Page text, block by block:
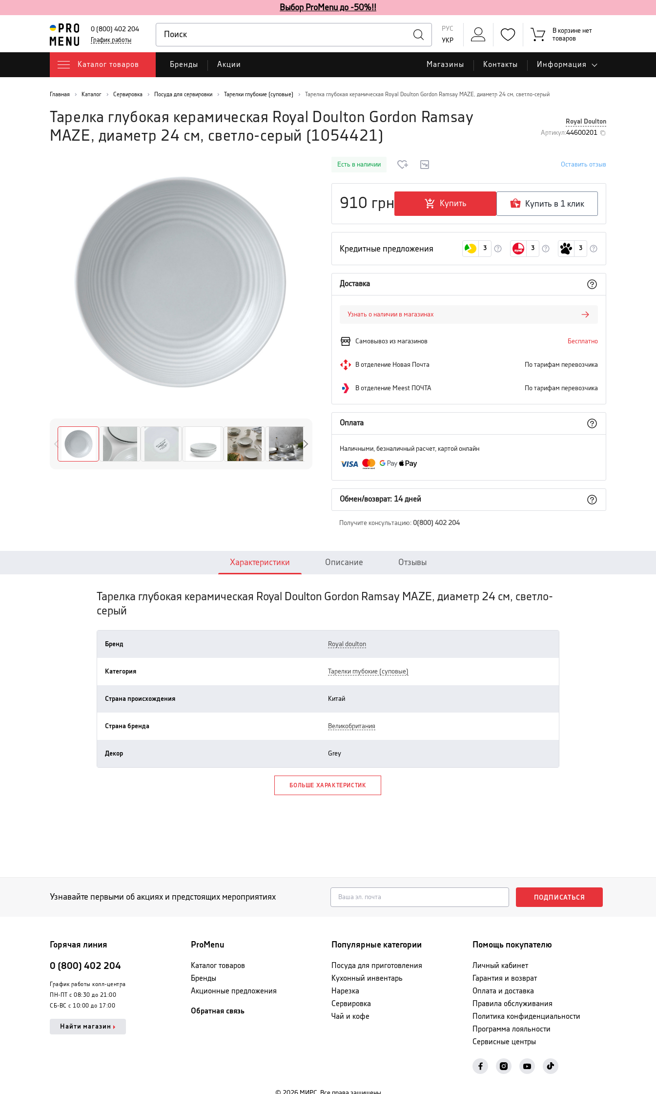
Выбор ProMenu до -50%!!
0 (800) 402 204
График работы
РУС
УКР
В корзине нет
товаров
Каталог товаров Бренды Акции Магазины Контакты Информация
Главная Каталог Сервировка Посуда для сервировки Тарелки глубокие (суповые) Тарелка глубокая керамическая Royal Doulton Gordon Ramsay MAZE, диаметр 24 см, светло-серый
Тарелка глубокая керамическая Royal Doulton Gordon Ramsay
MAZE, диаметр 24 см, светло-серый (1054421 )
Royal Doulton
Артикул:44600201
Есть в наличии Оставить отзыв
910 грн Купить Купить в 1 клик
Кредитные предложения 3 3 3
Доставка
Узнать о наличии в магазинах
Самовывоз из магазинов Бесплатно
В отделение Новая Почта По тарифам перевозчика
В отделение Meest ПОЧТА По тарифам перевозчика
Оплата
Наличными, безналичный расчет, картой онлайн
Обмен/возврат: 14 дней
Получите консультацию: 0(800) 402 204
Характеристики Описание Отзывы
Тарелка глубокая керамическая Royal Doulton Gordon Ramsay MAZE, диаметр 24 см, светло-
серый
Бренд royal doulton
Категория тарелки глубокие (суповые)
Страна происхождения китай
Страна бренда великобритания
Декор grey
БОЛЬШЕ ХАРАКТЕРИСТИК
Узнавайте первыми об акциях и предстоящих мероприятиях ПОДПИСАТЬСЯ
Горячая линия
0 (800) 402 204
График работы колл-центра
ПН-ПТ с 08:30 до 21:00
СБ-ВС с 10:00 до 17:00
Найти магазин
ProMenu
Каталог товаров
Бренды
Акционные предложения
Обратная связь
Популярные категории
Посуда для приготовления
Кухонный инвентарь
Нарезка
Сервировка
Чай и кофе
Помощь покупателю
Личный кабинет
Гарантия и возврат
Оплата и доставка
Правила обслуживания
Политика конфиденциальности
Программа лояльности
Сервисные центры